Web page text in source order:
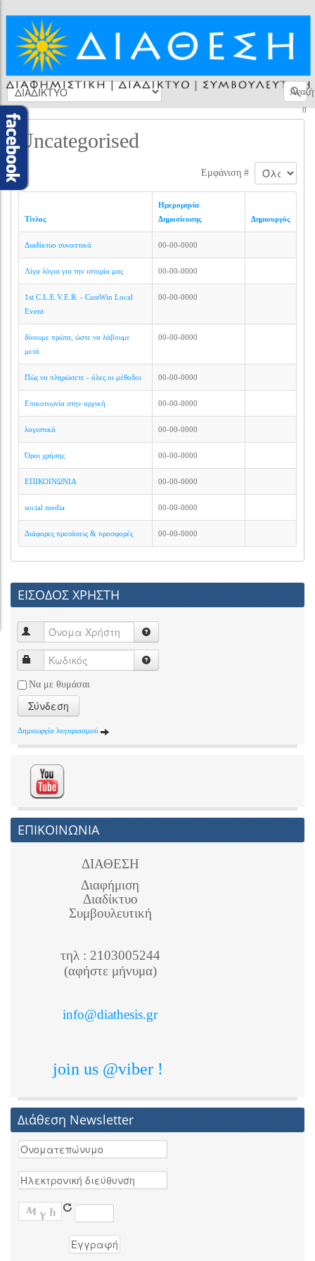
0
Uncategorised
Εμφάνιση #
Τίτλος
Ημερομηνία
Δημοσίευσης
Δημιουργός
Διαδίκτυο συνοπτικά 00-00-0000
Λίγα λόγια για την ιστορία μας 00-00-0000
1st C.L.E.V.E.R. - CustWin Local
Event
00-00-0000
δίνουμε πρώτα, ώστε να λάβουμε
μετά
00-00-0000
Πώς να πληρώσετε - όλες οι μέθοδοι 00-00-0000
Επικοινωνία στην αρχική 00-00-0000
λογιστικά 00-00-0000
Όροι χρήσης 00-00-0000
ΕΠΙΚΟΙΝΩΝΙΑ 00-00-0000
social media 00-00-0000
Διάφορες προτάσεις & προσφορές 00-00-0000
ΕΙΣΟΔΟΣ ΧΡΗΣΤΗ
Να με θυμάσαι
Σύνδεση
Δημιουργία λογαριασμού
ΕΠΙΚΟΙΝΩΝΙΑ
ΔΙΑΘΕΣΗ
Διαφήμιση
Διαδίκτυο
Συμβουλευτική
τηλ : 2103005244
(αφήστε μήνυμα)
info@diathesis.gr
join us @viber !
Διάθεση Newsletter